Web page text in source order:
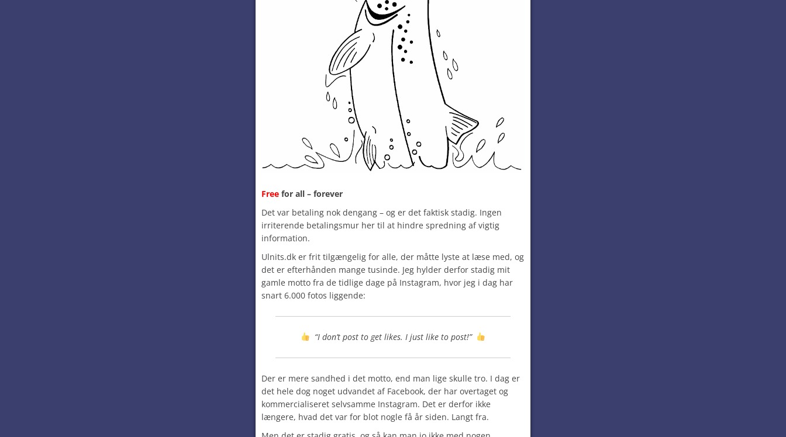
Free for all – forever
Det var betaling nok dengang – og er det faktisk stadig. Ingen
irriterende betalingsmur her til at hindre spredning af vigtig
information.
Ulnits.dk er frit tilgængelig for alle, der måtte lyste at læse med, og
det er efterhånden mange tusinde. Jeg hylder derfor stadig mit
gamle motto fra de tidlige dage på Instagram, hvor jeg i dag har
snart 6.000 fotos liggende:
“I don’t post to get likes. I just like to post!”
Der er mere sandhed i det motto, end man lige skulle tro. I dag er
det hele dog noget udvandet af Facebook, der har overtaget og
kommercialiseret selvsamme Instagram. Det er derfor ikke
længere, hvad det var for blot nogle få år siden. Langt fra.